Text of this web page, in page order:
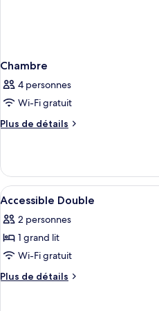
Chambre
4 personnes
Wi-Fi gratuit
Plus de détails
Plus
le
type
de
Chambre
Afficher
toutes
les
photos
pour
ce
3
Accessible Double
2 personnes
1 grand lit
Wi-Fi gratuit
Plus de détails
Plus